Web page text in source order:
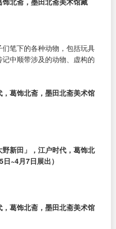
笔下的各种动物，包括玩具
中顺带涉及的动物、虚构的
，葛饰北斋，墨田北斋美术馆
野新田」，江户时代，葛饰北
~4月7日展出）
，葛饰北斋，墨田北斋美术馆